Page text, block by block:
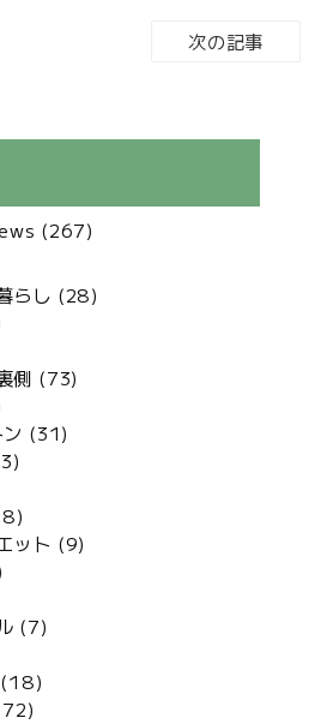
次の記事
(267)
らし (28)
側 (73)
(31)
ット (9)
(7)
(18)